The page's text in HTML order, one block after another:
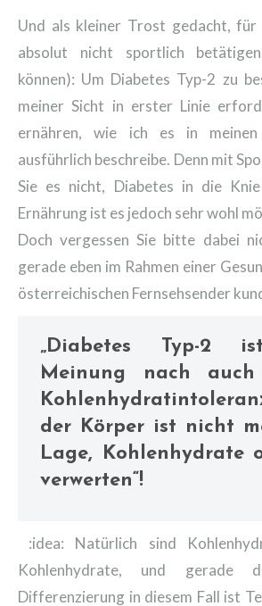
Und als kleiner Trost gedacht, für
absolut nicht sportlich
können): Um Diabetes Typ-2 zu
meiner Sicht in erster Linie
ernähren, wie ich es in meinen
ausführlich beschreibe. Denn mit
Sie es nicht, Diabetes in die
Ernährung ist es jedoch sehr wohl
Doch vergessen Sie bitte dabei
gerade eben im Rahmen einer
österreichischen Fernsehsender
„Diabetes Typ-2
Meinung nach
der Körper ist nicht
Lage, Kohlenhydrate
verwerten“!
:idea: Natürlich sind
Kohlenhydrate, und gerade
Differenzierung in diesem Fall ist